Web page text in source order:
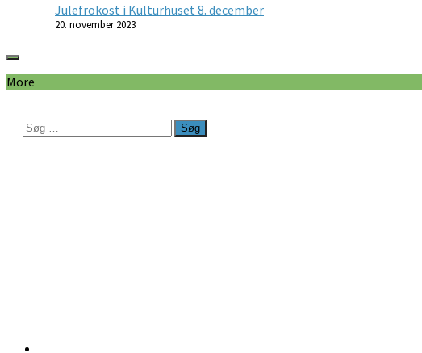
Julefrokost i Kulturhuset 8. december
20. november 2023
More
Søg
efter: